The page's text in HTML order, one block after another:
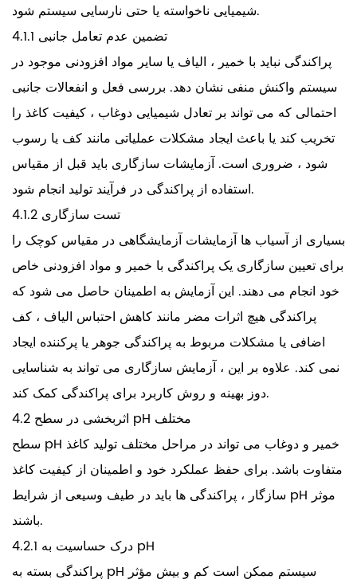
شیمیایی ناخواسته یا حتی نارسایی سیستم شود.
4.1.1 تضمین عدم تعامل جانبی
پراکندگی نباید با خمیر ، الیاف یا سایر مواد افزودنی موجود در
سیستم واکنش منفی نشان دهد. بررسی فعل و انفعالات جانبی
احتمالی که می تواند بر تعادل شیمیایی دوغاب ، کیفیت کاغذ را
تخریب کند یا باعث ایجاد مشکلات عملیاتی مانند کف یا رسوب
شود ، ضروری است. آزمایشات سازگاری باید قبل از مقیاس
استفاده از پراکندگی در فرآیند تولید انجام شود.
4.1.2 تست سازگاری
بسیاری از آسیاب ها آزمایشات آزمایشگاهی در مقیاس کوچک را
برای تعیین سازگاری یک پراکندگی با خمیر و مواد افزودنی خاص
خود انجام می دهند. این آزمایش به اطمینان حاصل می شود که
پراکندگی هیچ اثرات مضر مانند کاهش احتباس الیاف ، کف
اضافی یا مشکلات مربوط به پراکندگی جوهر یا پرکننده ایجاد
نمی کند. علاوه بر این ، آزمایش سازگاری می تواند به شناسایی
دوز بهینه و روش کاربرد برای پراکندگی کمک کند.
4.2 اثربخشی در سطح pH مختلف
سطح pH خمیر و دوغاب می تواند در مراحل مختلف تولید کاغذ
متفاوت باشد. برای حفظ عملکرد خود و اطمینان از کیفیت کاغذ
سازگار ، پراکندگی ها باید در طیف وسیعی از شرایط pH موثر
باشند.
4.2.1 درک حساسیت به pH
پراکندگی بسته به pH سیستم ممکن است کم و بیش مؤثر